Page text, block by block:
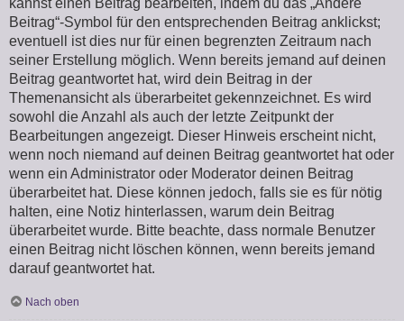
kannst einen Beitrag bearbeiten, indem du das „Ändere
Beitrag“-Symbol für den entsprechenden Beitrag anklickst;
eventuell ist dies nur für einen begrenzten Zeitraum nach
seiner Erstellung möglich. Wenn bereits jemand auf deinen
Beitrag geantwortet hat, wird dein Beitrag in der
Themenansicht als überarbeitet gekennzeichnet. Es wird
sowohl die Anzahl als auch der letzte Zeitpunkt der
Bearbeitungen angezeigt. Dieser Hinweis erscheint nicht,
wenn noch niemand auf deinen Beitrag geantwortet hat oder
wenn ein Administrator oder Moderator deinen Beitrag
überarbeitet hat. Diese können jedoch, falls sie es für nötig
halten, eine Notiz hinterlassen, warum dein Beitrag
überarbeitet wurde. Bitte beachte, dass normale Benutzer
einen Beitrag nicht löschen können, wenn bereits jemand
darauf geantwortet hat.
Nach oben